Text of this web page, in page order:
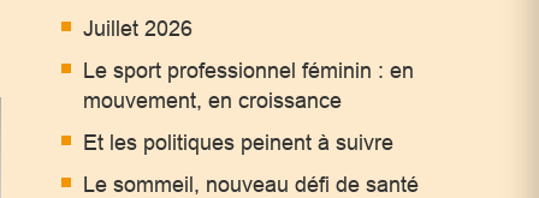
Juillet 2026
Le sport professionnel féminin : en
mouvement, en croissance
Et les politiques peinent à suivre
Le sommeil, nouveau défi de santé